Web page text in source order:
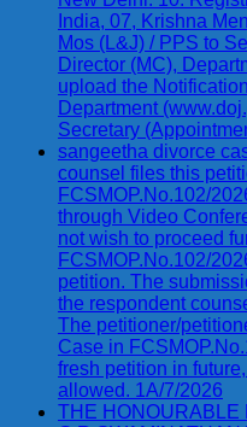
India, 07, Krishna
Mos (L&J) / PPS to
Director (MC),
upload the
Department
Secretary
sangeetha divorce
counsel files this
FCSMOP.No.102/
through Video
not wish to proceed
FCSMOP.No.102/
petition. The
the respondent
The petitioner/
Case in
fresh petition in
allowed. 1A/7/2026
THE HONOURABLE